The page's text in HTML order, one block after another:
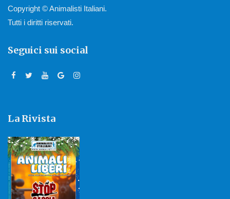
Copyright © Animalisti Italiani.
Tutti i diritti riservati.
Seguici sui social
La Rivista